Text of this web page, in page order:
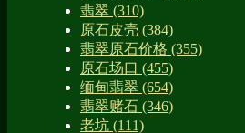
翡翠 (310)
原石皮壳 (384)
翡翠原石价格 (355)
原石场口 (455)
缅甸翡翠 (654)
翡翠赌石 (346)
老坑 (111)